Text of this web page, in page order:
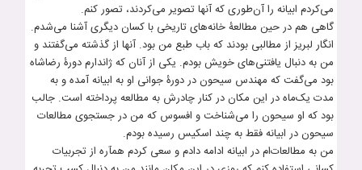
می‌کردم ابیانه را آن‌طوری که آنها تصویر می‌کردند، تصور کنم.
گاهی هم در حین مطالعۀ خانه‌های تاریخی با کسان دیگری آشنا می‌شدم.
انگار لبریز از مطالبی بودند که باب طبع من بود. آنها از گذشته می‌گفتند و
من به دنبال یافتنی‌های خویش بودم. یکی از آنان که ژاندارم دورۀ رضاشاه
بود می‌گفت که مهندس سیحون در دورۀ جوانی او به ابیانه آمده و به
مدت یک‌ماه در این مکان در کنار چادرش به مطالعه پرداخته است. جالب
بود که او سیحون را می‌شناخت و افسوس که من در جستجوی مطالعات
سیحون در ابیانه فقط به چند اسکیس رسیده بودم.
من به مطالعات‌ام در ابیانه ادامه دادم و سعی کردم همآره از تجربیات